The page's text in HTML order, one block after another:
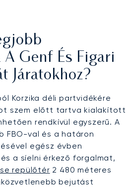
A Genf És Figari
Járatokhoz?
Korzika déli partvidékére
szem előtt tartva kialakított
rendkívül egyszerű. A
FBO-val és a határon
egész évben
a síelni érkező forgalmat,
repülőtér 2 480 méteres
bejutást